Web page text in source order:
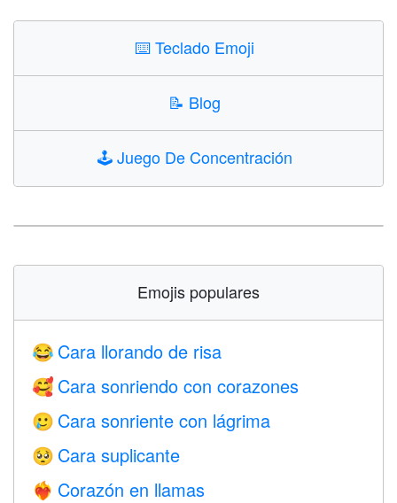
⌨️Teclado Emoji
📝 Blog
🕹️Juego De Concentración
Emojis populares
😂 Cara llorando de risa
🥰 Cara sonriendo con corazones
🥲 Cara sonriente con lágrima
🥺 Cara suplicante
❤️‍🔥 Corazón en llamas